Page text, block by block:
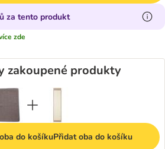
za tento produkt
zde
zakoupené produkty
do košíkuPřidat oba do košíku